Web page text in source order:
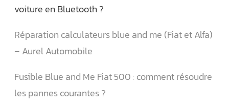
voiture en Bluetooth ?
Réparation calculateurs blue and me (Fiat et Alfa)
– Aurel Automobile
Fusible Blue and Me Fiat 500 : comment résoudre
les pannes courantes ?